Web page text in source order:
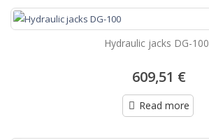
Hydraulic jacks DG-100
609,51 €
Read more